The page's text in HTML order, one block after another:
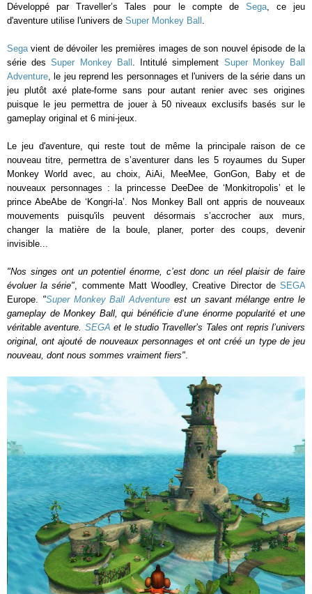
Développé par Traveller’s Tales pour le compte de Sega, ce jeu
d'aventure utilise l'univers de Super Monkey Ball .
Segavient de dévoiler les premières images de son nouvel épisode de la
série desSuper Monkey Ball . Intitulé simplement Super Monkey Ball
Adventure, le jeu reprend les personnages et l'univers de la série dans un
jeu plutôt axé plate-forme sans pour autant renier avec ses origines
puisque le jeu permettra de jouer à 50 niveaux exclusifs basés sur le
gameplay original et 6 mini-jeux.
Le jeu d'aventure, qui reste tout de même la principale raison de ce
nouveau titre, permettra de s’aventurer dans les 5 royaumes du Super
Monkey World avec, au choix, AiAi, MeeMee, GonGon, Baby et de
nouveaux personnages : la princesse DeeDee de ‘Monkitropolis’ et le
prince AbeAbe de ‘Kongri-la’. Nos Monkey Ball ont appris de nouveaux
mouvements puisqu'ils peuvent désormais s’accrocher aux murs,
changer la matière de la boule, planer, porter des coups, devenir
invisible...
"Nos singes ont un potentiel énorme, c’est donc un réel plaisir de faire
évoluer la série", commente Matt Woodley, Creative Director deSEGA
Europe. "Super Monkey Ball Adventure est un savant mélange entre le
gameplay de Monkey Ball, qui bénéficie d’une énorme popularité et une
véritable aventure. SEGA et le studio Traveller’s Tales ont repris l’univers
original, ont ajouté de nouveaux personnages et ont créé un type de jeu
nouveau, dont nous sommes vraiment fiers".